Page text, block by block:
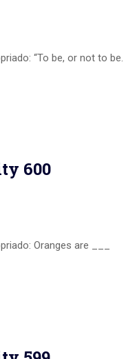
“To be, or not to be.
600
Oranges are ___